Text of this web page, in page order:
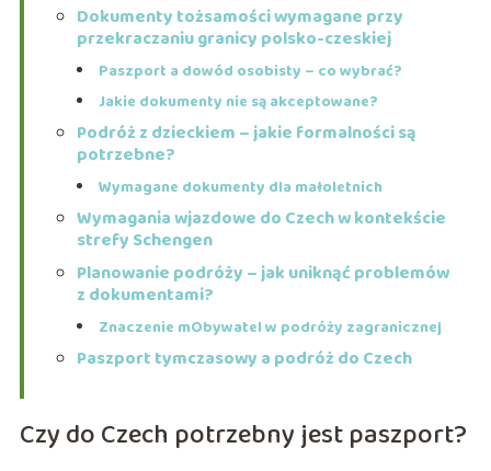
Dokumenty tożsamości wymagane przy
przekraczaniu granicy polsko-czeskiej
Paszport a dowód osobisty – co wybrać?
Jakie dokumenty nie są akceptowane?
Podróż z dzieckiem – jakie formalności są
potrzebne?
Wymagane dokumenty dla małoletnich
Wymagania wjazdowe do Czech w kontekście
strefy Schengen
Planowanie podróży – jak uniknąć problemów
z dokumentami?
Znaczenie mObywatel w podróży zagranicznej
Paszport tymczasowy a podróż do Czech
Czy do Czech potrzebny jest paszport?